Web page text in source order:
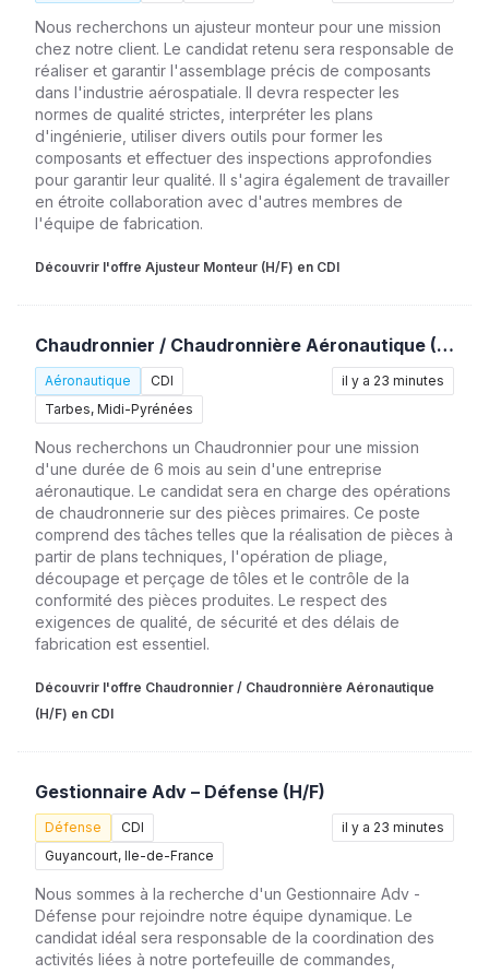
Nous recherchons un ajusteur monteur pour une mission
chez notre client. Le candidat retenu sera responsable de
réaliser et garantir l'assemblage précis de composants
dans l'industrie aérospatiale. Il devra respecter les
normes de qualité strictes, interpréter les plans
d'ingénierie, utiliser divers outils pour former les
composants et effectuer des inspections approfondies
pour garantir leur qualité. Il s'agira également de travailler
en étroite collaboration avec d'autres membres de
l'équipe de fabrication.
Découvrir l'offre Ajusteur Monteur (H/F) en CDI
Chaudronnier / Chaudronnière Aéronautique (H/F)
Aéronautique
CDI
Tarbes, Midi-Pyrénées
il y a 23 minutes
Nous recherchons un Chaudronnier pour une mission
d'une durée de 6 mois au sein d'une entreprise
aéronautique. Le candidat sera en charge des opérations
de chaudronnerie sur des pièces primaires. Ce poste
comprend des tâches telles que la réalisation de pièces à
partir de plans techniques, l'opération de pliage,
découpage et perçage de tôles et le contrôle de la
conformité des pièces produites. Le respect des
exigences de qualité, de sécurité et des délais de
fabrication est essentiel.
Découvrir l'offre Chaudronnier / Chaudronnière Aéronautique
(H/F) en CDI
Gestionnaire Adv – Défense (H/F)
Défense
CDI
Guyancourt, Ile-de-France
il y a 23 minutes
Nous sommes à la recherche d'un Gestionnaire Adv -
Défense pour rejoindre notre équipe dynamique. Le
candidat idéal sera responsable de la coordination des
activités liées à notre portefeuille de commandes,